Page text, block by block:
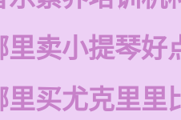
里卖小提琴好
里买尤克里里